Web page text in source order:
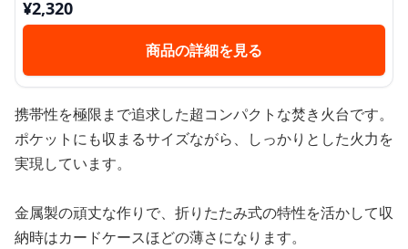
¥2,320
商品の詳細を見る
携帯性を極限まで追求した超コンパクトな焚き火台です。
ポケットにも収まるサイズながら、しっかりとした火力を
実現しています。
金属製の頑丈な作りで、折りたたみ式の特性を活かして収
納時はカードケースほどの薄さになります。